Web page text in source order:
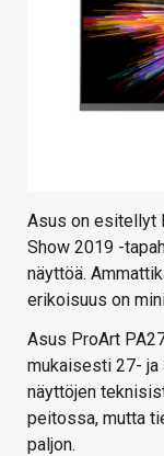
Asus on esitellyt
Show 2019 -
näyttöä.
erikoisuus on
Asus ProArt
mukaisesti 27- ja
näyttöjen
peitossa, mutta
paljon.